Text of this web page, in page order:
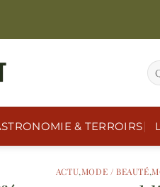
& TERROIRS
ACTU,MODE / BEAUTÉ,